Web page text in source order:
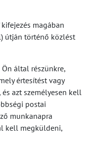
kifejezés magában
útján történő közlést
Ön által részünkre,
értesítést vagy
azt személyesen kell
postai
munkanapra
kell megküldeni,